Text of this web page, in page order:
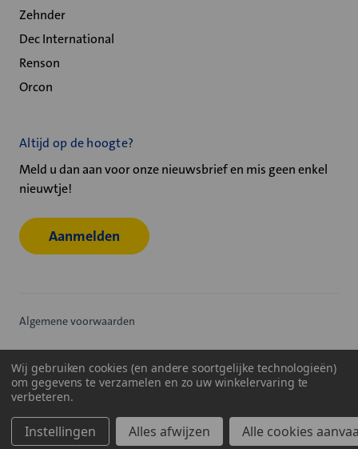
Zehnder
Dec International
Renson
Orcon
Altijd op de hoogte?
Meld u dan aan voor onze nieuwsbrief en mis geen enkel
nieuwtje!
Aanmelden
Algemene voorwaarden
Cookiebeleid
Wij gebruiken cookies (en andere soortgelijke technologieën)
om gegevens te verzamelen en zo uw winkelervaring te
verbeteren.
Instellingen Alles afwijzen Alle cookies